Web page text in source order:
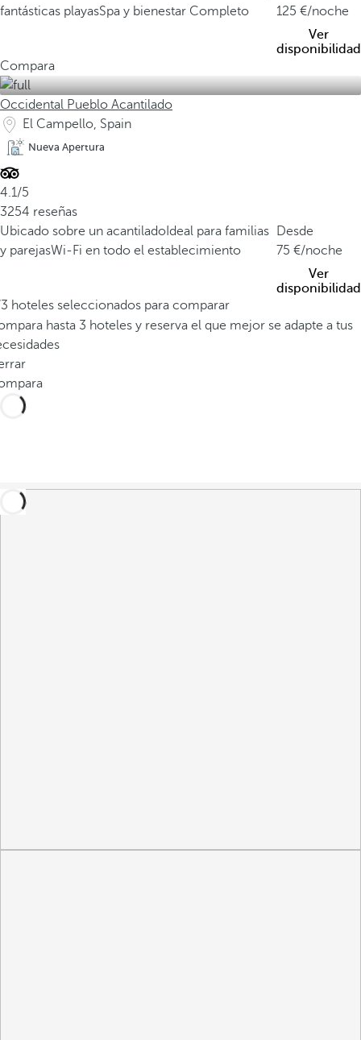
fantásticas playasSpa y bienestar Completo
125
/noche
Ver
disponibilidad
Compara
Occidental Pueblo Acantilado
El Campello, Spain
Nueva Apertura
4.1/5
3254 reseñas
Ubicado sobre un acantilado Ideal para familias
y parejasWi-Fi en todo el establecimiento
Desde
75
/noche
Ver
disponibilidad
hoteles seleccionados para comparar
hasta 3 hoteles y reserva el que mejor se adapte a tus